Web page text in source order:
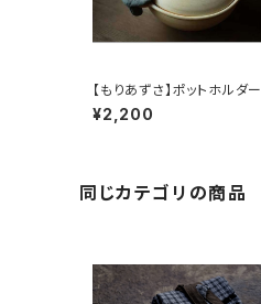
【もりあずさ】ポットホルダー
（小）
¥2,200
同じカテゴリの商品